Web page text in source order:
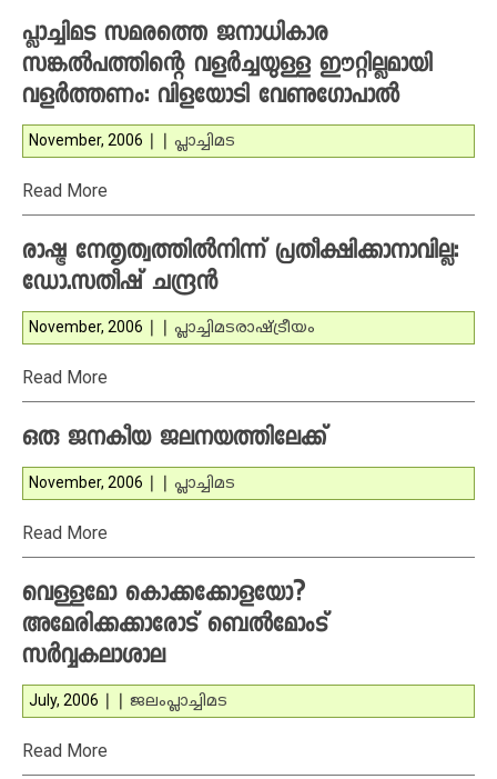
പ്ലാച്ചിമട സമരത്തെ ജനാധികാര
സങ്കല്‍പത്തിന്റെ വളര്‍ച്ചയുള്ള ഈറ്റില്ലമായി
വളര്‍ത്തണം: വിളയോടി വേണുഗോപാല്‍
November, 2006 പ്ലാച്ചിമട
Read More
രാഷ്ട്ര നേതൃത്വത്തില്‍നിന്ന് പ്രതീക്ഷിക്കാനാവില്ല:
ഡോ.സതീഷ് ചന്ദ്രന്‍
November, 2006 പ്ലാച്ചിമടരാഷ്ട്രീയം
Read More
ഒരു ജനകീയ ജലനയത്തിലേക്ക്
November, 2006 പ്ലാച്ചിമട
Read More
വെള്ളമോ കൊക്കക്കോളയോ?
അമേരിക്കക്കാരോട് ബെല്‍മോംട്
സര്‍വ്വകലാശാല
July, 2006 ജലംപ്ലാച്ചിമട
Read More